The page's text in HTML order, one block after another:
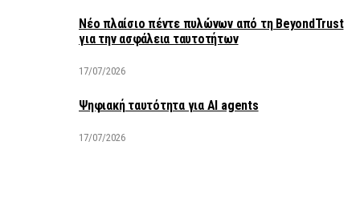
Νέο πλαίσιο πέντε πυλώνων από τη BeyondTrust
για την ασφάλεια ταυτοτήτων
17/07/2026
Ψηφιακή ταυτότητα για AI agents
17/07/2026